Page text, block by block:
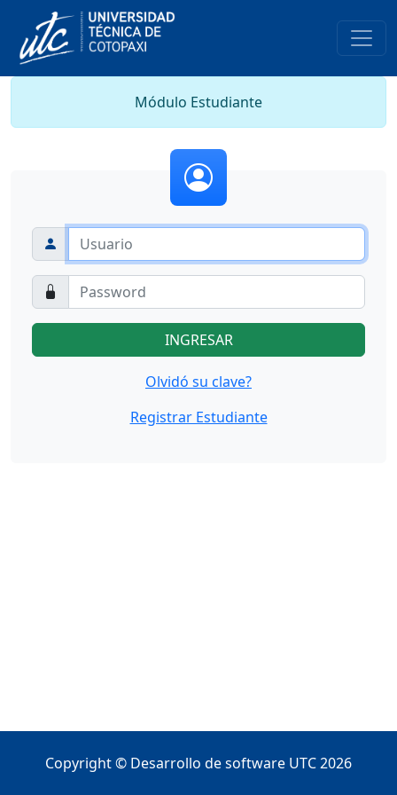
Módulo Estudiante
Olvidó su clave?
Registrar Estudiante
Copyright © Desarrollo de software UTC 2026